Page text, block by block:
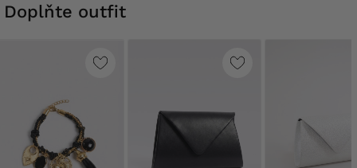
Doplňte outfit